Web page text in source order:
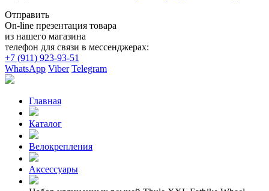
Отправить
On-line презентация товара
из нашего магазина
телефон для связи в мессенджерах:
+7 (911) 923-93-51
WhatsApp Viber Telegram
Главная
Каталог
Велокрепления
Аксессуары